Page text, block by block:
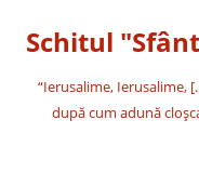
conținut
Schitul
“Ierusalime, Ierusalime,
după cum adună